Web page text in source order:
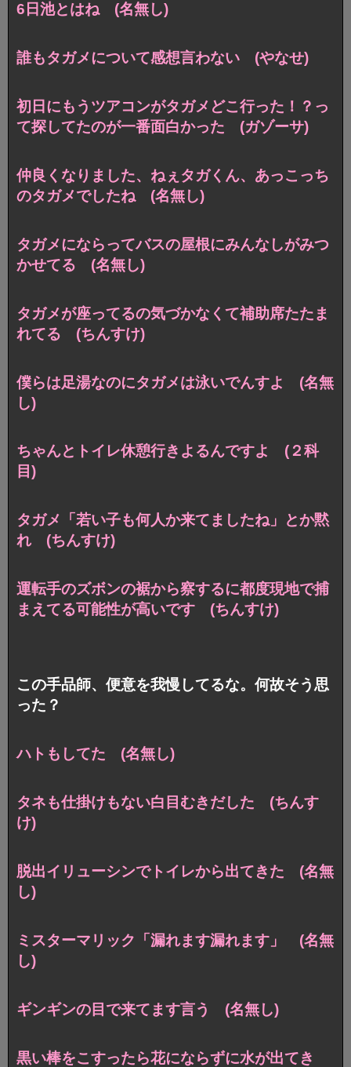
6日池とはね (名無し)
誰もタガメについて感想言わない (やなせ)
初日にもうツアコンがタガメどこ行った！？っ
て探してたのが一番面白かった (ガゾーサ)
仲良くなりました、ねぇタガくん、あっこっち
のタガメでしたね (名無し)
タガメにならってバスの屋根にみんなしがみつ
かせてる (名無し)
タガメが座ってるの気づかなくて補助席たたま
れてる (ちんすけ)
僕らは足湯なのにタガメは泳いでんすよ (名無
し)
ちゃんとトイレ休憩行きよるんですよ (２科
目)
タガメ「若い子も何人か来てましたね」とか黙
れ (ちんすけ)
運転手のズボンの裾から察するに都度現地で捕
まえてる可能性が高いです (ちんすけ)
この手品師、便意を我慢してるな。何故そう思
った？
ハトもしてた (名無し)
タネも仕掛けもない白目むきだした (ちんす
け)
脱出イリューシンでトイレから出てきた (名無
し)
ミスターマリック「漏れます漏れます」 (名無
し)
ギンギンの目で来てます言う (名無し)
黒い棒をこすったら花にならずに水が出てき